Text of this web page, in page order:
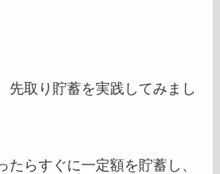
先取り貯蓄を実践してみまし
たらすぐに一定額を貯蓄し、